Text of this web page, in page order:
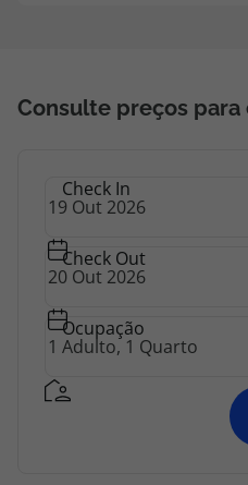
Consulte preços
Check In
Check Out
Ocupação